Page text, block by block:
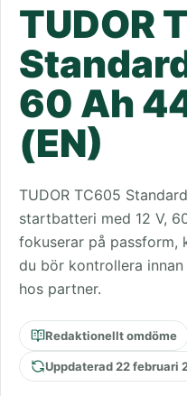
TUDOR
60 Ah
(EN)
TUDOR TC605
startbatteri med 12 V,
fokuserar på passform,
du bör kontrollera
hos partner.
Redaktionellt omdöme
Uppdaterad 22 februari